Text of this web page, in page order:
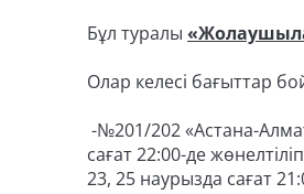
Бұл туралы
Олар келесі бағыттар
-№201/202 «Астана-
сағат 22:00-де
23, 25 наурызда сағат